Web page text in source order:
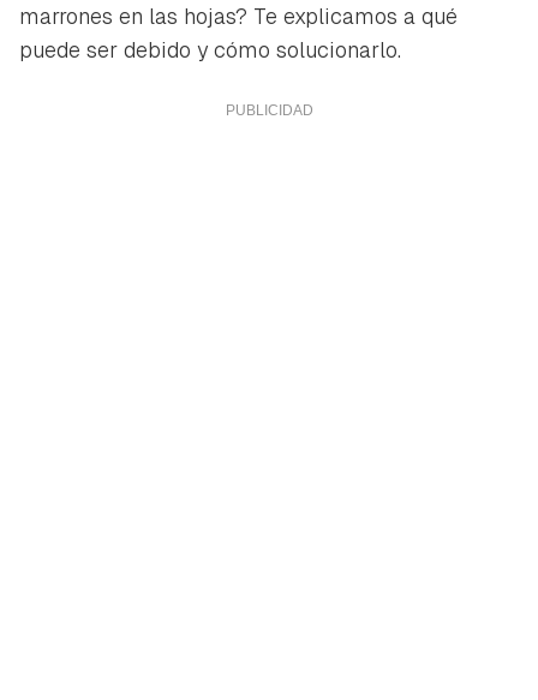
marrones en las hojas? Te explicamos a qué
puede ser debido y cómo solucionarlo.